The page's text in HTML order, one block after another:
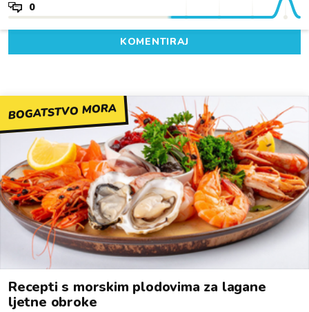
0
KOMENTIRAJ
BOGATSTVO MORA
Recepti s morskim plodovima za lagane
ljetne obroke